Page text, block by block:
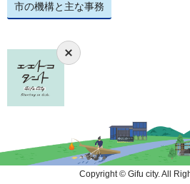
市の機構と主な事務
Copyright © Gifu city. All